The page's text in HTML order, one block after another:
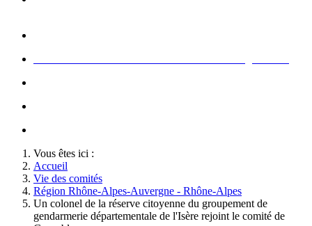
Vous êtes ici :
Accueil
Vie des comités
Région Rhône-Alpes-Auvergne - Rhône-Alpes
Un colonel de la réserve citoyenne du groupement de
gendarmerie départementale de l'Isère rejoint le comité de